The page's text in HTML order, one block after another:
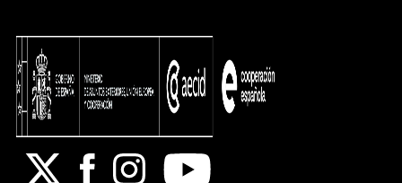
X FacebookInstagramYoutube